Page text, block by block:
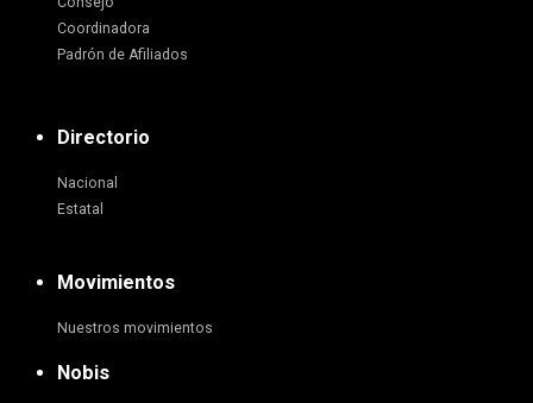
Coordinadora
Padrón de Afiliados
Directorio
Nacional
Estatal
Movimientos
Nuestros movimientos
Nobis